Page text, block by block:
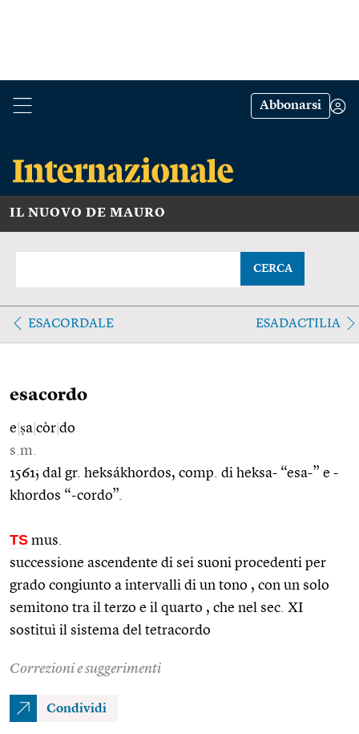
Abbonarsi
IL NUOVO DE MAURO
CERCA
ESACORDALE ESADACTILIA
esacordo
e ṣa còr do
s.m.
1561; dal gr. heksákhordos, comp. di heksa- “esa-” e -
khordos “-cordo”.
TS mus.
successione ascendente di sei suoni procedenti per
grado congiunto a intervalli di un tono , con un solo
semitono tra il terzo e il quarto , che nel sec. XI
sostituì il sistema del tetracordo
Correzioni e suggerimenti
Condividi